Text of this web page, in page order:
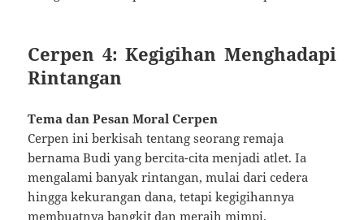
Cerpen 4: Kegigihan Menghadapi
Rintangan
Tema dan Pesan Moral Cerpen
Cerpen ini berkisah tentang seorang remaja
bernama Budi yang bercita-cita menjadi atlet. Ia
mengalami banyak rintangan, mulai dari cedera
hingga kekurangan dana, tetapi kegigihannya
membuatnya bangkit dan meraih mimpi.